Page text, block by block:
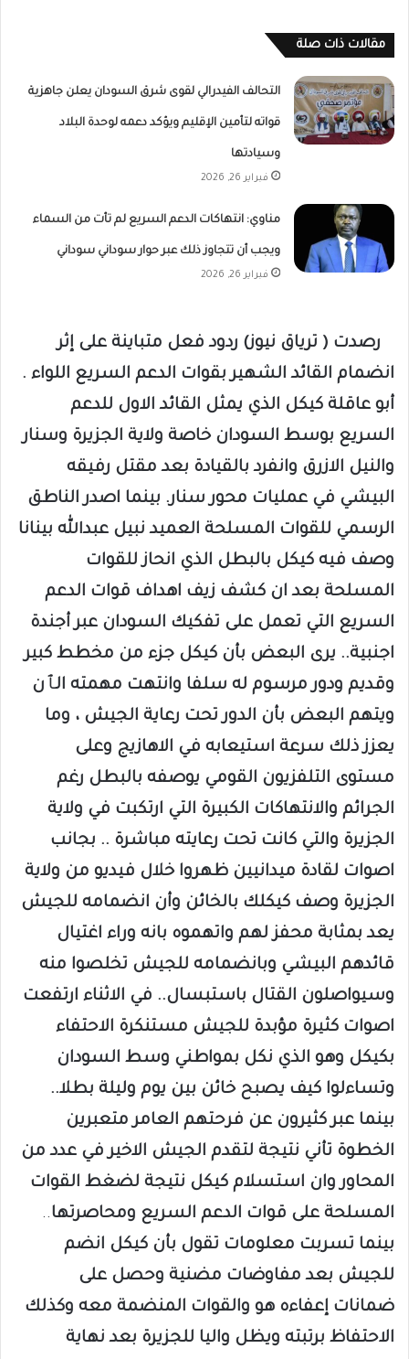
مقالات ذات صلة
التحالف الفيدرالي لقوى شرق السودان يعلن جاهزية
قواته لتأمين الإقليم ويؤكد دعمه لوحدة البلاد
وسيادتها
فبراير 26, 2026
مناوي: انتهاكات الدعم السريع لم تأت من السماء
ويجب أن تتجاوز ذلك عبر حوار سوداني سوداني
فبراير 26, 2026
رصدت ( ترياق نيوز) ردود فعل متباينة على إثر
انضمام القائد الشهير بقوات الدعم السريع اللواء .
أبو عاقلة كيكل الذي يمثل القائد الاول للدعم
السريع بوسط السودان خاصة ولاية الجزيرة وسنار
والنيل الازرق وانفرد بالقيادة بعد مقتل رفيقه
البيشي في عمليات محور سنار. بينما اصدر الناطق
الرسمي للقوات المسلحة العميد نبيل عبدالله بينانا
وصف فيه كيكل بالبطل الذي انحاز للقوات
المسلحة بعد ان كشف زيف اهداف قوات الدعم
السريع التي تعمل على تفكيك السودان عبر أجندة
اجنبية.. يرى البعض بأن كيكل جزء من مخطط كبير
وقديم ودور مرسوم له سلفا وانتهت مهمته الٱن
ويتهم البعض بأن الدور تحت رعاية الجيش ، وما
يعزز ذلك سرعة استيعابه في الاهازيج وعلى
مستوى التلفزيون القومي يوصفه بالبطل رغم
الجرائم والانتهاكات الكبيرة التي ارتكبت في ولاية
الجزيرة والتي كانت تحت رعايته مباشرة .. بجانب
اصوات لقادة ميدانيين ظهروا خلال فيديو من ولاية
الجزيرة وصف كيكلك بالخائن وأن انضمامه للجيش
يعد بمثابة محفز لهم واتهموه بانه وراء اغتيال
قائدهم البيشي وبانضمامه للجيش تخلصوا منه
وسيواصلون القتال باستبسال.. في الاثناء ارتفعت
اصوات كثيرة مؤبدة للجيش مستنكرة الاحتفاء
بكيكل وهو الذي نكل بمواطني وسط السودان
وتساءلوا كيف يصبح خائن بين يوم وليلة بطلا..
بينما عبر كثيرون عن فرحتهم العامر متعبرين
الخطوة تأني نتيجة لتقدم الجيش الاخير في عدد من
المحاور وان استسلام كيكل نتيجة لضغط القوات
المسلحة على قوات الدعم السريع ومحاصرتها..
بينما تسربت معلومات تقول بأن كيكل انضم
للجيش بعد مفاوضات مضنية وحصل على
ضمانات إعفاءه هو والقوات المنضمة معه وكذلك
الاحتفاظ برتبته ويظل واليا للجزيرة بعد نهاية